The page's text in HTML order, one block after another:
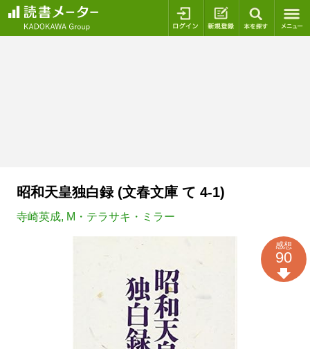
ログイン 新規登録
昭和天皇独白録 (文春文庫 て 4-1)
寺崎英成, M・テラサキ・ミラー
感想
90